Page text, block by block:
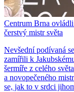
Centrum Brna
čerstvý mistr světa
Nevšední podívaná
zamířili k
šermíře z celého
a novopečeného
se, jak to v srdci